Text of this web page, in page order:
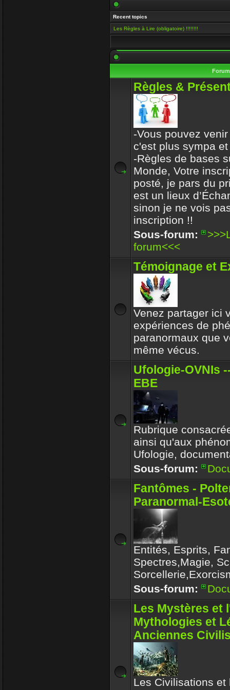
Salut Venusia, oui je
histoire de conserver
15 Mai 2019 00:13
Il y a encore quelqu'un
VénusiaBis
10 Mai 2019 11:53
Merci frérot d'avoir,
ans
mastercoach
31 Déc 2017 10:32
l-iap-t3413.html
Enjoy
30 Déc 2017 16:47
Bon voyage frerot
Enjoy
30 Déc 2017 16:32
Circle avait toujours
respectait
Enjoy
30 Déc 2017 16:32
Recent topics
Les Règles à Lire (obligatoire) !!!!!!!!
Règles &
-Vous pouvez
c'est plus sympa
-Règles de bases
Monde, Votre
posté, je pars du
est un lieux
sinon je ne vois
inscription !!
Sous-forum:
forum<<<
Témoignage et
Venez partager ici
expériences de
paranormaux que
même vécus.
Ufologie-OVNIs
EBE
Rubrique
ainsi qu'aux
Ufologie,
Sous-forum:
Fantômes -
Paranormal-
Entités, Esprits,
Spectres,Magie,
Sous-forum:
Les Mystères et
Mythologies et
Anciennes
Les Civilisations